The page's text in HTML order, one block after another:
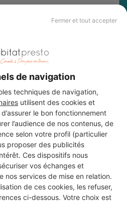
Fermer et tout accepter
de navigation
techniques de navigation,
utilisent des cookies et
le bon fonctionnement
l’audience de nos contenus, de
selon votre profil (particulier
proposer des publicités
Ces dispositifs nous
vos échanges et
nos services de mise en relation.
de ces cookies, les refuser,
ci-dessous. Votre choix est
UN DEVIS